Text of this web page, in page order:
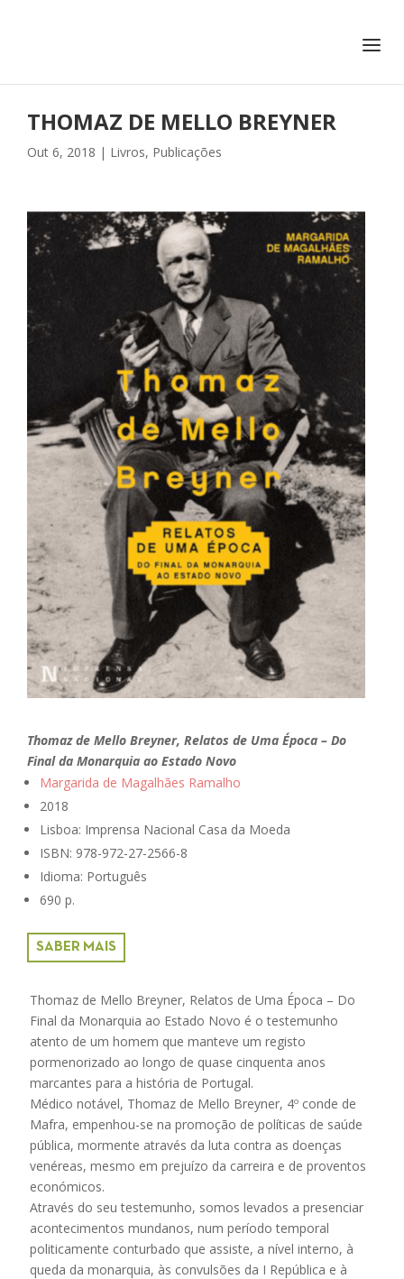
THOMAZ DE MELLO BREYNER
Out 6, 2018 | Livros, Publicações
Thomaz de Mello Breyner, Relatos de Uma Época – Do
Final da Monarquia ao Estado Novo
Margarida de Magalhães Ramalho
2018
Lisboa: Imprensa Nacional Casa da Moeda
ISBN: 978-972-27-2566-8
Idioma: Português
690 p.
SABER MAIS
Thomaz de Mello Breyner, Relatos de Uma Época – Do
Final da Monarquia ao Estado Novo é o testemunho
atento de um homem que manteve um registo
pormenorizado ao longo de quase cinquenta anos
marcantes para a história de Portugal.
Médico notável, Thomaz de Mello Breyner, 4º conde de
Mafra, empenhou-se na promoção de políticas de saúde
pública, mormente através da luta contra as doenças
venéreas, mesmo em prejuízo da carreira e de proventos
económicos.
Através do seu testemunho, somos levados a presenciar
acontecimentos mundanos, num período temporal
politicamente conturbado que assiste, a nível interno, à
queda da monarquia, às convulsões da I República e à